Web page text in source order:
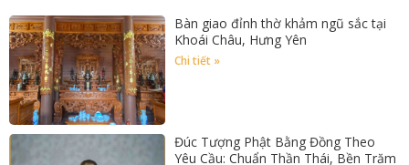
Bàn giao đỉnh thờ khảm ngũ sắc tại
Khoái Châu, Hưng Yên
Chi tiết »
Đúc Tượng Phật Bằng Đồng Theo
Yêu Cầu: Chuẩn Thần Thái, Bền Trăm